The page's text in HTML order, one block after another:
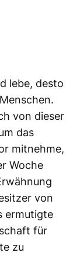
lebe, desto
von dieser
das
mitnehme,
Woche
von
ermutigte
für
zu